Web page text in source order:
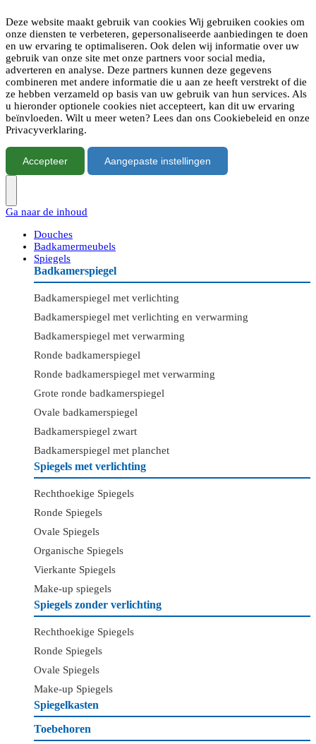
Deze website maakt gebruik van cookies Wij gebruiken cookies om
onze diensten te verbeteren, gepersonaliseerde aanbiedingen te doen
en uw ervaring te optimaliseren. Ook delen wij informatie over uw
gebruik van onze site met onze partners voor social media,
adverteren en analyse. Deze partners kunnen deze gegevens
combineren met andere informatie die u aan ze heeft verstrekt of die
ze hebben verzameld op basis van uw gebruik van hun services. Als
u hieronder optionele cookies niet accepteert, kan dit uw ervaring
beïnvloeden. Wilt u meer weten? Lees dan ons Cookiebeleid en onze
Privacyverklaring.
Accepteer Aangepaste instellingen
Ga naar de inhoud
Douches
Badkamermeubels
Spiegels
Badkamerspiegel
Badkamerspiegel met verlichting
Badkamerspiegel met verlichting en verwarming
Badkamerspiegel met verwarming
Ronde badkamerspiegel
Ronde badkamerspiegel met verwarming
Grote ronde badkamerspiegel
Ovale badkamerspiegel
Badkamerspiegel zwart
Badkamerspiegel met planchet
Spiegels met verlichting
Rechthoekige Spiegels
Ronde Spiegels
Ovale Spiegels
Organische Spiegels
Vierkante Spiegels
Make-up spiegels
Spiegels zonder verlichting
Rechthoekige Spiegels
Ronde Spiegels
Ovale Spiegels
Make-up Spiegels
Spiegelkasten
Toebehoren